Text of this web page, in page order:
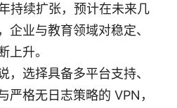
持续扩张，预计在未来几
企业与教育领域对稳定、
上升。
，选择具备多平台支持、
严格无日志策略的 VPN，